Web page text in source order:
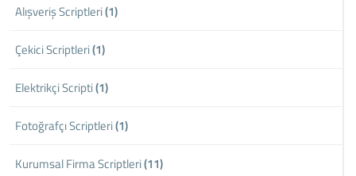
Alışveriş Scriptleri(1)
Çekici Scriptleri(1)
Elektrikçi Scripti(1)
Fotoğrafçı Scriptleri(1)
Kurumsal Firma Scriptleri(11)